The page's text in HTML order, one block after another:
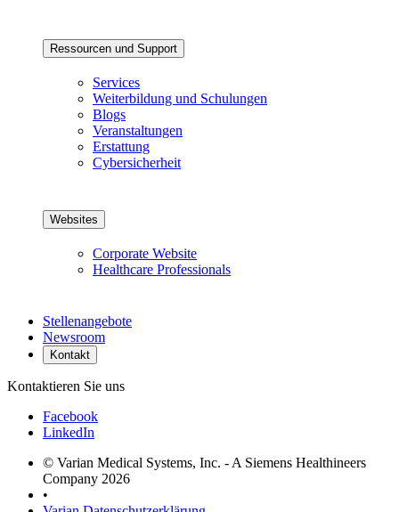
Ressourcen und Support
Services
Weiterbildung und Schulungen
Blogs
Veranstaltungen
Erstattung
Cybersicherheit
Websites
Corporate Website
Healthcare Professionals
Stellenangebote
Newsroom
Kontakt
Kontaktieren Sie uns
Facebook
LinkedIn
© Varian Medical Systems, Inc. - A Siemens Healthineers
Company 2026
•